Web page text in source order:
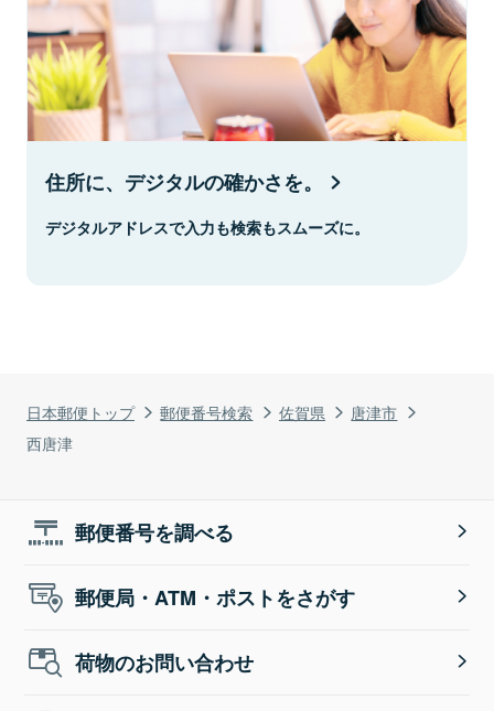
日本郵便トップ 郵便番号検索 佐賀県
唐津市
西唐津
住所に、デジタルの確かさを。
デジタルアドレスで入力も検索もスムーズに。
郵便番号を調べる
郵便局・ATM・ポストをさがす
荷物のお問い合わせ